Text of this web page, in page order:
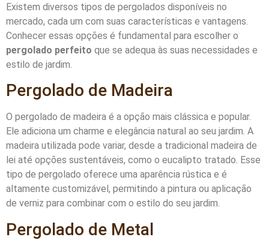
Existem diversos tipos de pergolados disponíveis no
mercado, cada um com suas características e vantagens.
Conhecer essas opções é fundamental para escolher o
pergolado perfeito que se adequa às suas necessidades e
estilo de jardim.
Pergolado de Madeira
O pergolado de madeira é a opção mais clássica e popular.
Ele adiciona um charme e elegância natural ao seu jardim. A
madeira utilizada pode variar, desde a tradicional madeira de
lei até opções sustentáveis, como o eucalipto tratado. Esse
tipo de pergolado oferece uma aparência rústica e é
altamente customizável, permitindo a pintura ou aplicação
de verniz para combinar com o estilo do seu jardim.
Pergolado de Metal